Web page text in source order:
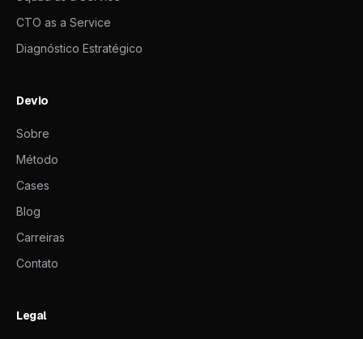
CTO as a Service
Diagnóstico Estratégico
Devio
Sobre
Método
Cases
Blog
Carreiras
Contato
Legal